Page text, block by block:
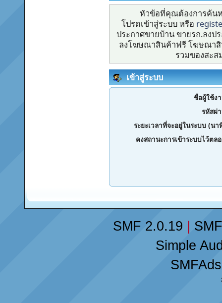
หัวข้อที่คุณต้องการค้น
โปรดเข้าสู่ระบบ หรือ
ประกาศขายบ้าน ขายรถ.ลง
ลงโฆษณาสินค้าฟรี โฆษณา
รวมของสะส
เข้าสู่ระบบ
ชื่อผู้ใช้ง
รหัสผ่
ระยะเวลาที่จะอยู่ในระบบ (นา
คงสถานะการเข้าระบบไว้ตล
SMF 2.0.19
Simple
SMFAds